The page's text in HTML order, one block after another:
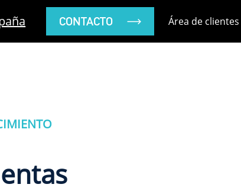
CONTACTO Área de clientes